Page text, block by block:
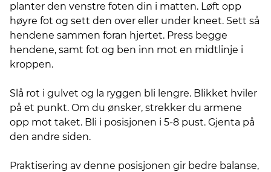
planter den venstre foten din i matten. Løft opp
høyre fot og sett den over eller under kneet. Sett så
hendene sammen foran hjertet. Press begge
hendene, samt fot og ben inn mot en midtlinje i
kroppen.
Slå rot i gulvet og la ryggen bli lengre. Blikket hviler
på et punkt. Om du ønsker, strekker du armene
opp mot taket. Bli i posisjonen i 5-8 pust. Gjenta på
den andre siden.
Praktisering av denne posisjonen gir bedre balanse,